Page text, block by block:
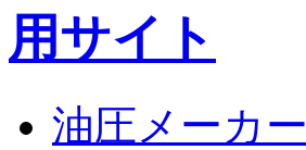
用サイト
油圧メーカー